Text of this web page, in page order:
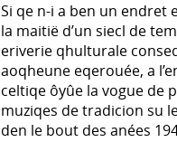
Si qe n-i a ben un endret
la maitië d’un siecl de
eriverie qhulturale
aoqheune eqerouée, a
celtiqe ôyûe la vogue de
muziqes de tradicion su
den le bout des anées